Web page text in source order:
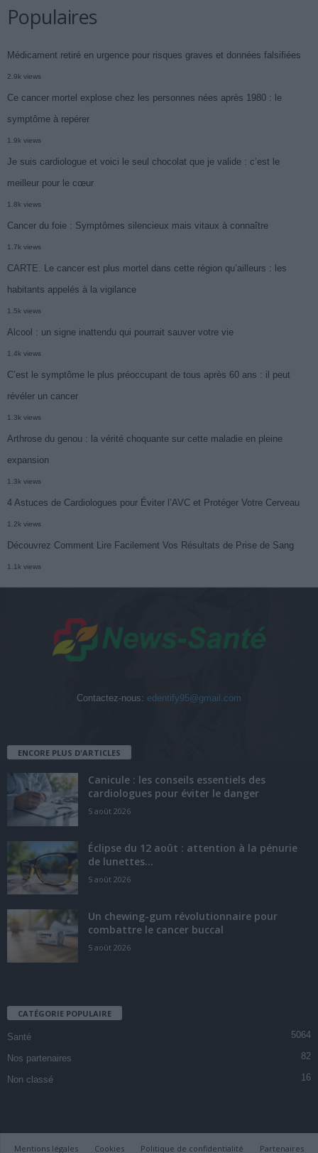
Populaires
Médicament retiré en urgence pour risques graves et données falsifiées
2.9k views
Ce cancer mortel explose chez les personnes nées après 1980 : le
symptôme à repérer
1.9k views
Je suis cardiologue et voici le seul chocolat que je valide : c’est le
meilleur pour le cœur
1.8k views
Cancer du foie : Symptômes silencieux mais vitaux à connaître
1.7k views
CARTE. Le cancer est plus mortel dans cette région qu’ailleurs : les
habitants appelés à la vigilance
1.5k views
Alcool : un signe inattendu qui pourrait sauver votre vie
1.4k views
C’est le symptôme le plus préoccupant de tous après 60 ans : il peut
révéler un cancer
1.3k views
Arthrose du genou : la vérité choquante sur cette maladie en pleine
expansion
1.3k views
4 Astuces de Cardiologues pour Éviter l’AVC et Protéger Votre Cerveau
1.2k views
Découvrez Comment Lire Facilement Vos Résultats de Prise de Sang
1.1k views
Contactez-nous: edentify95@gmail.com
ENCORE PLUS D'ARTICLES
Canicule : les conseils essentiels des
cardiologues pour éviter le danger
5 août 2026
Éclipse du 12 août : attention à la pénurie
de lunettes...
5 août 2026
Un chewing-gum révolutionnaire pour
combattre le cancer buccal
5 août 2026
CATÉGORIE POPULAIRE
Santé 5064
Nos partenaires 82
Non classé 16
Mentions légales Cookies Politique de confidentialité Partenaires